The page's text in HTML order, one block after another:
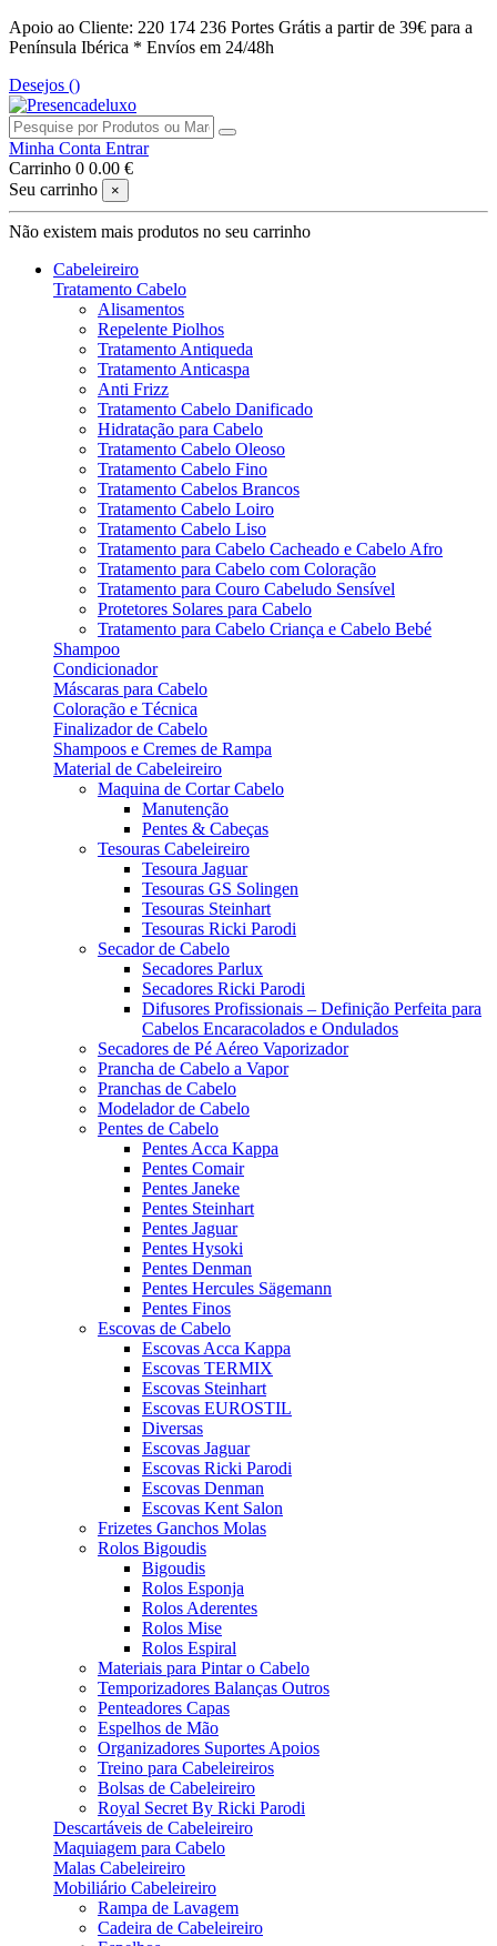
Apoio ao Cliente: 220 174 236 Portes Grátis a partir de 39€ para a
Península Ibérica * Envíos em 24/48h
Desejos ()
Minha Conta Entrar
Carrinho 0 0.00 €
Seu carrinho
×
Não existem mais produtos no seu carrinho
Cabeleireiro
Tratamento Cabelo
Alisamentos
Repelente Piolhos
Tratamento Antiqueda
Tratamento Anticaspa
Anti Frizz
Tratamento Cabelo Danificado
Hidratação para Cabelo
Tratamento Cabelo Oleoso
Tratamento Cabelo Fino
Tratamento Cabelos Brancos
Tratamento Cabelo Loiro
Tratamento Cabelo Liso
Tratamento para Cabelo Cacheado e Cabelo Afro
Tratamento para Cabelo com Coloração
Tratamento para Couro Cabeludo Sensível
Protetores Solares para Cabelo
Tratamento para Cabelo Criança e Cabelo Bebé
Shampoo
Condicionador
Máscaras para Cabelo
Coloração e Técnica
Finalizador de Cabelo
Shampoos e Cremes de Rampa
Material de Cabeleireiro
Maquina de Cortar Cabelo
Manutenção
Pentes & Cabeças
Tesouras Cabeleireiro
Tesoura Jaguar
Tesouras GS Solingen
Tesouras Steinhart
Tesouras Ricki Parodi
Secador de Cabelo
Secadores Parlux
Secadores Ricki Parodi
Difusores Profissionais – Definição Perfeita para
Cabelos Encaracolados e Ondulados
Secadores de Pé Aéreo Vaporizador
Prancha de Cabelo a Vapor
Pranchas de Cabelo
Modelador de Cabelo
Pentes de Cabelo
Pentes Acca Kappa
Pentes Comair
Pentes Janeke
Pentes Steinhart
Pentes Jaguar
Pentes Hysoki
Pentes Denman
Pentes Hercules Sägemann
Pentes Finos
Escovas de Cabelo
Escovas Acca Kappa
Escovas TERMIX
Escovas Steinhart
Escovas EUROSTIL
Diversas
Escovas Jaguar
Escovas Ricki Parodi
Escovas Denman
Escovas Kent Salon
Frizetes Ganchos Molas
Rolos Bigoudis
Bigoudis
Rolos Esponja
Rolos Aderentes
Rolos Mise
Rolos Espiral
Materiais para Pintar o Cabelo
Temporizadores Balanças Outros
Penteadores Capas
Espelhos de Mão
Organizadores Suportes Apoios
Treino para Cabeleireiros
Bolsas de Cabeleireiro
Royal Secret By Ricki Parodi
Descartáveis de Cabeleireiro
Maquiagem para Cabelo
Malas Cabeleireiro
Mobiliário Cabeleireiro
Rampa de Lavagem
Cadeira de Cabeleireiro